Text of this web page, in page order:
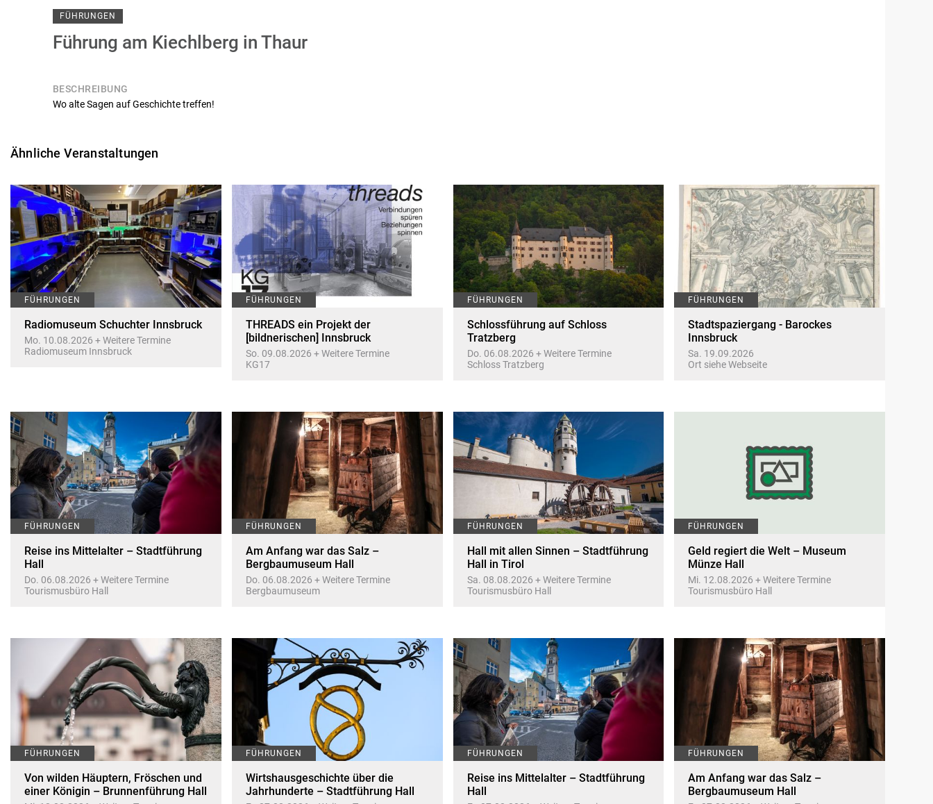
FÜHRUNGEN
Führung am Kiechlberg in Thaur
BESCHREIBUNG
Wo alte Sagen auf Geschichte treffen!
Ähnliche Veranstaltungen
FÜHRUNGEN
Radiomuseum Schuchter Innsbruck
Mo. 10.08.2026 + Weitere Termine
Radiomuseum Innsbruck
FÜHRUNGEN
THREADS ein Projekt der
[bildnerischen] Innsbruck
So. 09.08.2026 + Weitere Termine
KG17
FÜHRUNGEN
Schlossführung auf Schloss
Tratzberg
Do. 06.08.2026 + Weitere Termine
Schloss Tratzberg
FÜHRUNGEN
Stadtspaziergang - Barockes
Innsbruck
Sa. 19.09.2026
Ort siehe Webseite
FÜHRUNGEN
Reise ins Mittelalter – Stadtführung
Hall
Do. 06.08.2026 + Weitere Termine
Tourismusbüro Hall
FÜHRUNGEN
Am Anfang war das Salz –
Bergbaumuseum Hall
Do. 06.08.2026 + Weitere Termine
Bergbaumuseum
FÜHRUNGEN
Hall mit allen Sinnen – Stadtführung
Hall in Tirol
Sa. 08.08.2026 + Weitere Termine
Tourismusbüro Hall
FÜHRUNGEN
Geld regiert die Welt – Museum
Münze Hall
Mi. 12.08.2026 + Weitere Termine
Tourismusbüro Hall
FÜHRUNGEN
Von wilden Häuptern, Fröschen und
einer Königin – Brunnenführung Hall
FÜHRUNGEN
Wirtshausgeschichte über die
Jahrhunderte – Stadtführung Hall
FÜHRUNGEN
Reise ins Mittelalter – Stadtführung
Hall
FÜHRUNGEN
Am Anfang war das Salz –
Bergbaumuseum Hall